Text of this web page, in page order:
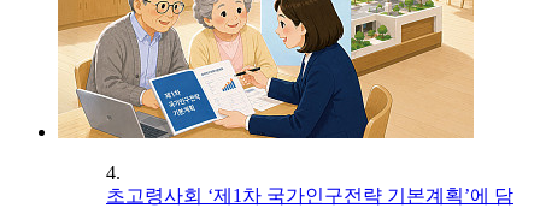
4.
초고령사회 ‘제1차 국가인구전략 기본계획’에 담